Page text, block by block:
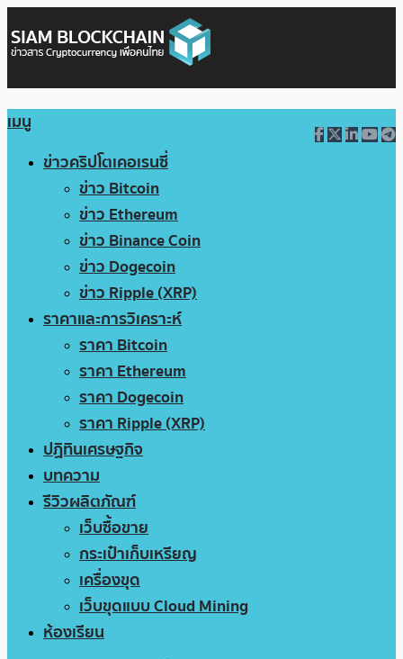
เมนู
ข่าวคริปโตเคอเรนซี่
ข่าว Bitcoin
ข่าว Ethereum
ข่าว Binance Coin
ข่าว Dogecoin
ข่าว Ripple (XRP)
ราคาและการวิเคราะห์
ราคา Bitcoin
ราคา Ethereum
ราคา Dogecoin
ราคา Ripple (XRP)
ปฏิทินเศรษฐกิจ
บทความ
รีวิวผลิตภัณฑ์
เว็บซื้อขาย
กระเป๋าเก็บเหรียญ
เครื่องขุด
เว็บขุดแบบ Cloud Mining
ห้องเรียน